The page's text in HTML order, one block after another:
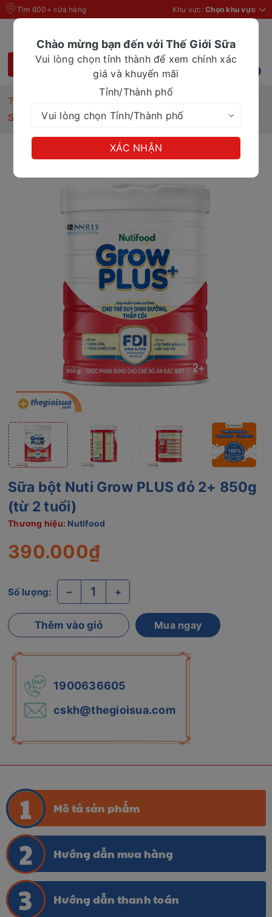
Tìm 600+ cửa hàng Khu vực: Chọn khu vực
Trang chủ
Sữa bột cho bé trên 2 tuổi
Sữa bột Nuti Grow PLUS đỏ 2+ 850g (từ 2 tuổi)
Sữa bột Nuti Grow PLUS đỏ 2+ 850g
(từ 2 tuổi)
Thương hiệu: Nutifood
390.000₫
Số lượng: – +
Thêm vào giỏ Mua ngay
1900636605
cskh@thegioisua.com
Mô tả sản phẩm
Hướng dẫn mua hàng
Hướng dẫn thanh toán
Chào mừng bạn đến với Thế Giới Sữa
Vui lòng chọn tỉnh thành để xem chính xác
giá và khuyến mãi
Tỉnh/Thành phố
XÁC NHẬN